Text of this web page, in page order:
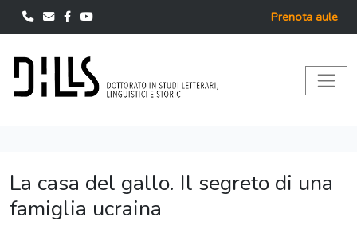
Prenota aule
La casa del gallo. Il segreto di una
famiglia ucraina